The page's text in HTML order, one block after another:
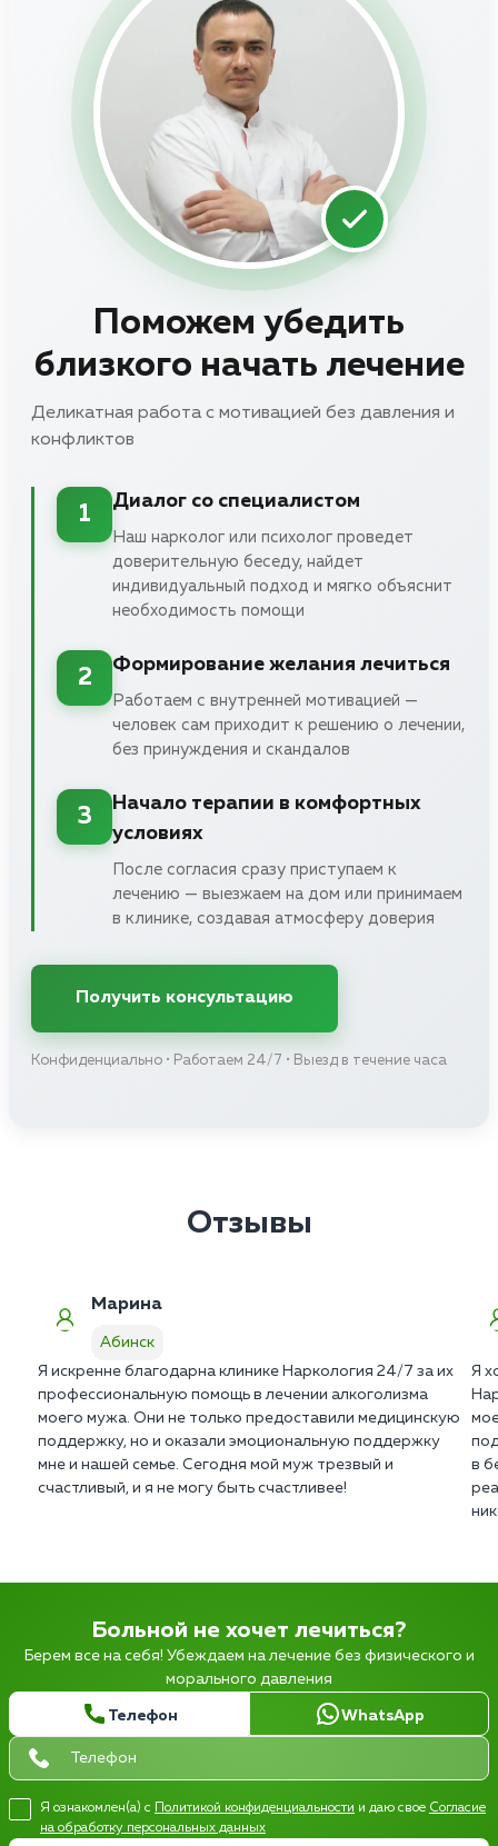
Поможем убедить
близкого начать лечение
Деликатная работа с мотивацией без давления и
конфликтов
1
Диалог со специалистом
Наш нарколог или психолог проведет
доверительную беседу, найдет
индивидуальный подход и мягко объяснит
необходимость помощи
2
Формирование желания лечиться
Работаем с внутренней мотивацией —
человек сам приходит к решению о лечении,
без принуждения и скандалов
3
Начало терапии в комфортных
условиях
После согласия сразу приступаем к
лечению — выезжаем на дом или принимаем
в клинике, создавая атмосферу доверия
Получить консультацию
Конфиденциально • Работаем 24/7 • Выезд в течение часа
Отзывы
Марина
Абинск
Я искренне благодарна клинике Наркология 24/7 за их
профессиональную помощь в лечении алкоголизма
моего мужа. Они не только предоставили медицинскую
поддержку, но и оказали эмоциональную поддержку
мне и нашей семье. Сегодня мой муж трезвый и
счастливый, и я не могу быть счастливее!
Я
в
Больной не хочет лечиться?
Берем все на себя! Убеждаем на лечение без физического и
морального давления
Телефон WhatsApp
Я ознакомлен(а) с Политикой конфиденциальности и даю свое Согласие
на обработку персональных данных